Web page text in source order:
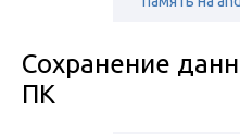
Сохранение
ПК